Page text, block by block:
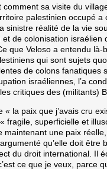
comment sa visite du
palestinien occupé a
sinistre réalité de la vie
et de colonisation israélien
que Veloso a entendu là-
qui sont sujets
de colons fanatiques
israéliennes, l’a
critiques des (militants)
« la paix que j’avais cru
fragile, superficielle et
maintenant une paix
qu’elle doit être
du droit international. Il
ce que je veux, parce